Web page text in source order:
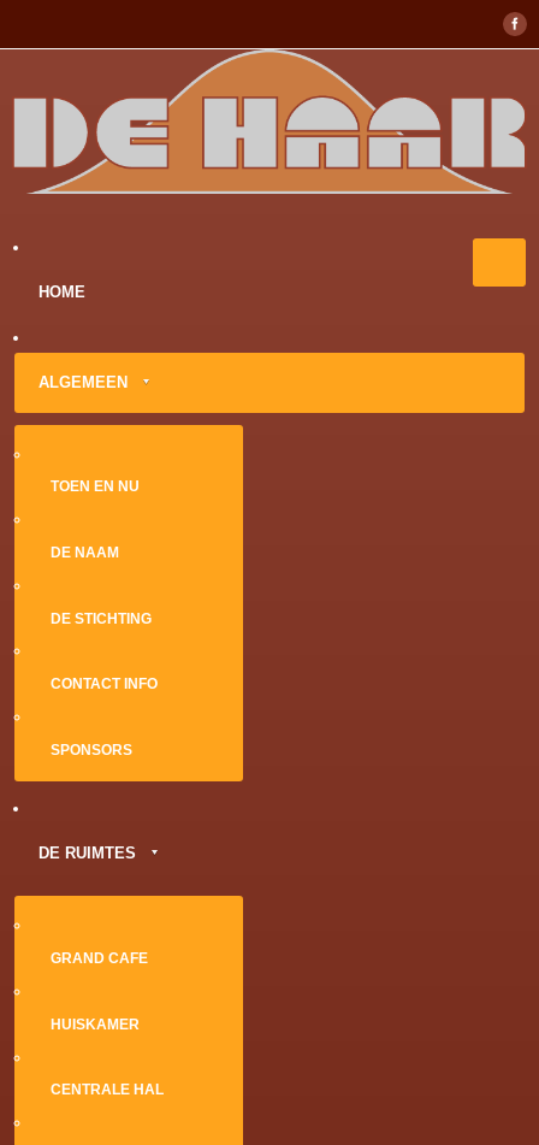
HOME
ALGEMEEN
TOEN EN NU
DE NAAM
DE STICHTING
CONTACT INFO
SPONSORS
DE RUIMTES
GRAND CAFE
HUISKAMER
CENTRALE HAL